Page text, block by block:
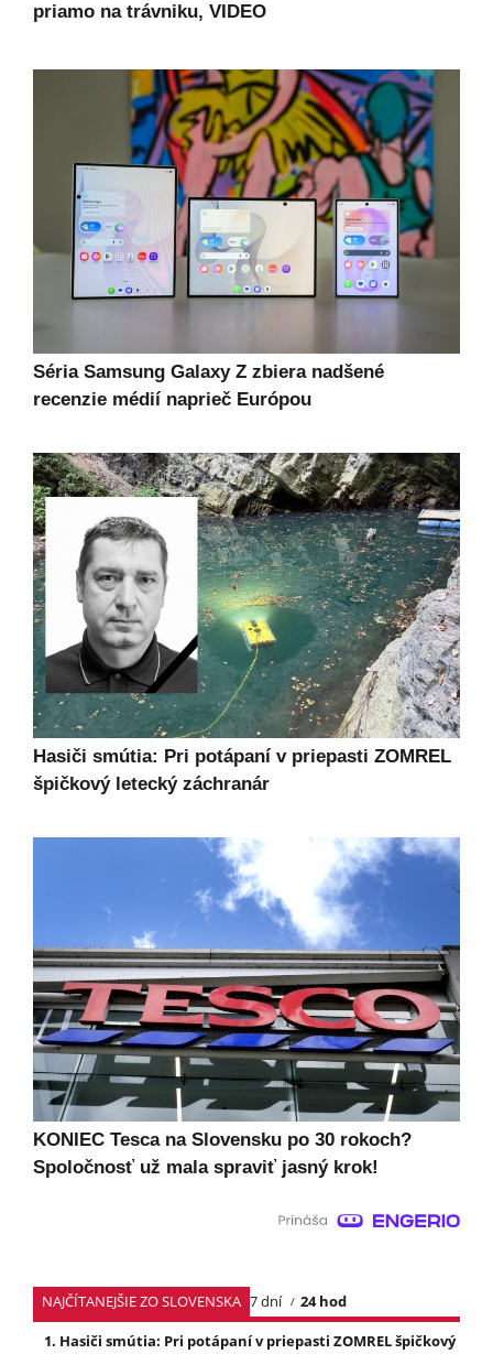
priamo na trávniku, VIDEO
Séria Samsung Galaxy Z zbiera nadšené
recenzie médií naprieč Európou
Hasiči smútia: Pri potápaní v priepasti ZOMREL
špičkový letecký záchranár
KONIEC Tesca na Slovensku po 30 rokoch?
Spoločnosť už mala spraviť jasný krok!
NAJČÍTANEJŠIE ZO SLOVENSKA 7 dní
24 hod
Hasiči smútia: Pri potápaní v priepasti ZOMREL špičkový